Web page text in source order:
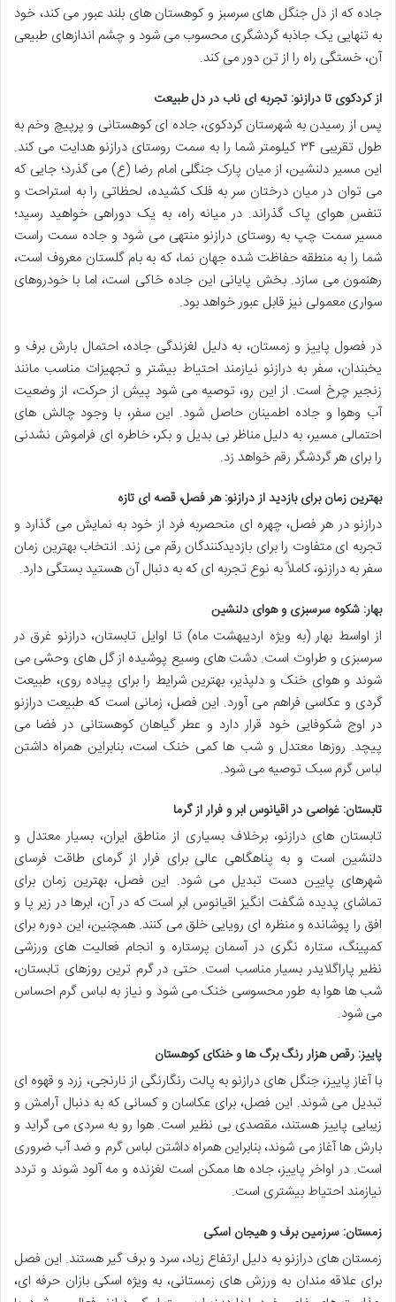
جاده که از دل جنگل های سرسبز و کوهستان های بلند عبور می کند، خود
به تنهایی یک جاذبه گردشگری محسوب می شود و چشم اندازهای طبیعی
آن، خستگی راه را از تن دور می کند.
از کردکوی تا درازنو: تجربه ای ناب در دل طبیعت
پس از رسیدن به شهرستان کردکوی، جاده ای کوهستانی و پرپیچ وخم به
طول تقریبی ۳۴ کیلومتر شما را به سمت روستای درازنو هدایت می کند.
این مسیر دلنشین، از میان پارک جنگلی امام رضا (ع) می گذرد؛ جایی که
می توان در میان درختان سر به فلک کشیده، لحظاتی را به استراحت و
تنفس هوای پاک گذراند. در میانه راه، به یک دوراهی خواهید رسید؛
مسیر سمت چپ به روستای درازنو منتهی می شود و جاده سمت راست
شما را به منطقه حفاظت شده جهان نما، که به بام گلستان معروف است،
رهنمون می سازد. بخش پایانی این جاده خاکی است، اما با خودروهای
سواری معمولی نیز قابل عبور خواهد بود.
در فصول پاییز و زمستان، به دلیل لغزندگی جاده، احتمال بارش برف و
یخبندان، سفر به درازنو نیازمند احتیاط بیشتر و تجهیزات مناسب مانند
زنجیر چرخ است. از این رو، توصیه می شود پیش از حرکت، از وضعیت
آب وهوا و جاده اطمینان حاصل شود. این سفر، با وجود چالش های
احتمالی مسیر، به دلیل مناظر بی بدیل و بکر، خاطره ای فراموش نشدنی
را برای هر گردشگر رقم خواهد زد.
بهترین زمان برای بازدید از درازنو: هر فصل، قصه ای تازه
درازنو در هر فصل، چهره ای منحصربه فرد از خود به نمایش می گذارد و
تجربه ای متفاوت را برای بازدیدکنندگان رقم می زند. انتخاب بهترین زمان
سفر به درازنو، کاملاً به نوع تجربه ای که به دنبال آن هستید بستگی دارد.
بهار: شکوه سرسبزی و هوای دلنشین
از اواسط بهار (به ویژه اردیبهشت ماه) تا اوایل تابستان، درازنو غرق در
سرسبزی و طراوت است. دشت های وسیع پوشیده از گل های وحشی می
شوند و هوای خنک و دلپذیر، بهترین شرایط را برای پیاده روی، طبیعت
گردی و عکاسی فراهم می آورد. این فصل، زمانی است که طبیعت درازنو
در اوج شکوفایی خود قرار دارد و عطر گیاهان کوهستانی در فضا می
پیچد. روزها معتدل و شب ها کمی خنک است، بنابراین همراه داشتن
لباس گرم سبک توصیه می شود.
تابستان: غواصی در اقیانوس ابر و فرار از گرما
تابستان های درازنو، برخلاف بسیاری از مناطق ایران، بسیار معتدل و
دلنشین است و به پناهگاهی عالی برای فرار از گرمای طاقت فرسای
شهرهای پایین دست تبدیل می شود. این فصل، بهترین زمان برای
تماشای پدیده شگفت انگیز اقیانوس ابر است که در آن، ابرها در زیر پا و
افق را پوشانده و منظره ای رویایی خلق می کنند. همچنین، این دوره برای
کمپینگ، ستاره نگری در آسمان پرستاره و انجام فعالیت های ورزشی
نظیر پاراگلایدر بسیار مناسب است. حتی در گرم ترین روزهای تابستان،
شب ها هوا به طور محسوسی خنک می شود و نیاز به لباس گرم احساس
می شود.
پاییز: رقص هزار رنگ برگ ها و خنکای کوهستان
با آغاز پاییز، جنگل های درازنو به پالت رنگارنگی از نارنجی، زرد و قهوه ای
تبدیل می شوند. این فصل، برای عکاسان و کسانی که به دنبال آرامش و
زیبایی پاییز هستند، مقصدی بی نظیر است. هوا رو به سردی می گراید و
بارش ها آغاز می شوند، بنابراین همراه داشتن لباس گرم و ضد آب ضروری
است. در اواخر پاییز، جاده ها ممکن است لغزنده و مه آلود شوند و تردد
نیازمند احتیاط بیشتری است.
زمستان: سرزمین برف و هیجان اسکی
زمستان های درازنو به دلیل ارتفاع زیاد، سرد و برف گیر هستند. این فصل
برای علاقه مندان به ورزش های زمستانی، به ویژه اسکی بازان حرفه ای،